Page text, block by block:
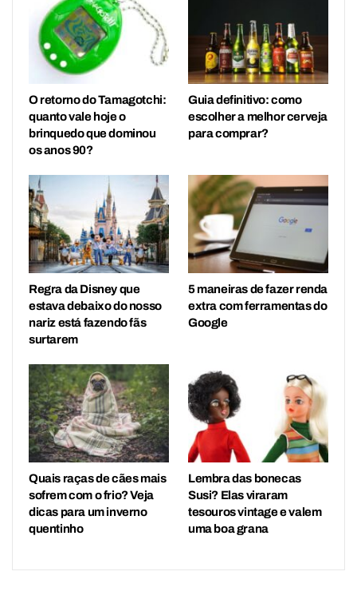
O retorno do Tamagotchi:
quanto vale hoje o
brinquedo que dominou
os anos 90?
Guia definitivo: como
escolher a melhor cerveja
para comprar?
Regra da Disney que
estava debaixo do nosso
nariz está fazendo fãs
surtarem
5 maneiras de fazer renda
extra com ferramentas do
Google
Quais raças de cães mais
sofrem com o frio? Veja
dicas para um inverno
quentinho
Lembra das bonecas
Susi? Elas viraram
tesouros vintage e valem
uma boa grana